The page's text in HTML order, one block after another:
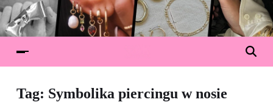
Tag: Symbolika piercingu w nosie